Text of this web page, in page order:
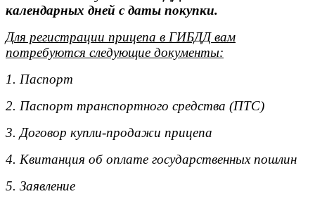
календарных дней с даты покупки.
Для регистрации прицепа в ГИБДД вам
потребуются следующие документы:
1. Паспорт
2. Паспорт транспортного средства (ПТС)
3. Договор купли-продажи прицепа
4. Квитанция об оплате государственных пошлин
5. Заявление